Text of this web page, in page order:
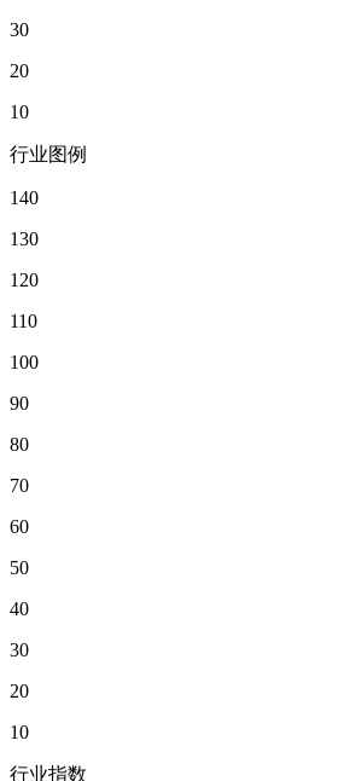
30
20
10
行业图例
140
130
120
110
100
90
80
70
60
50
40
30
20
10
行业指数